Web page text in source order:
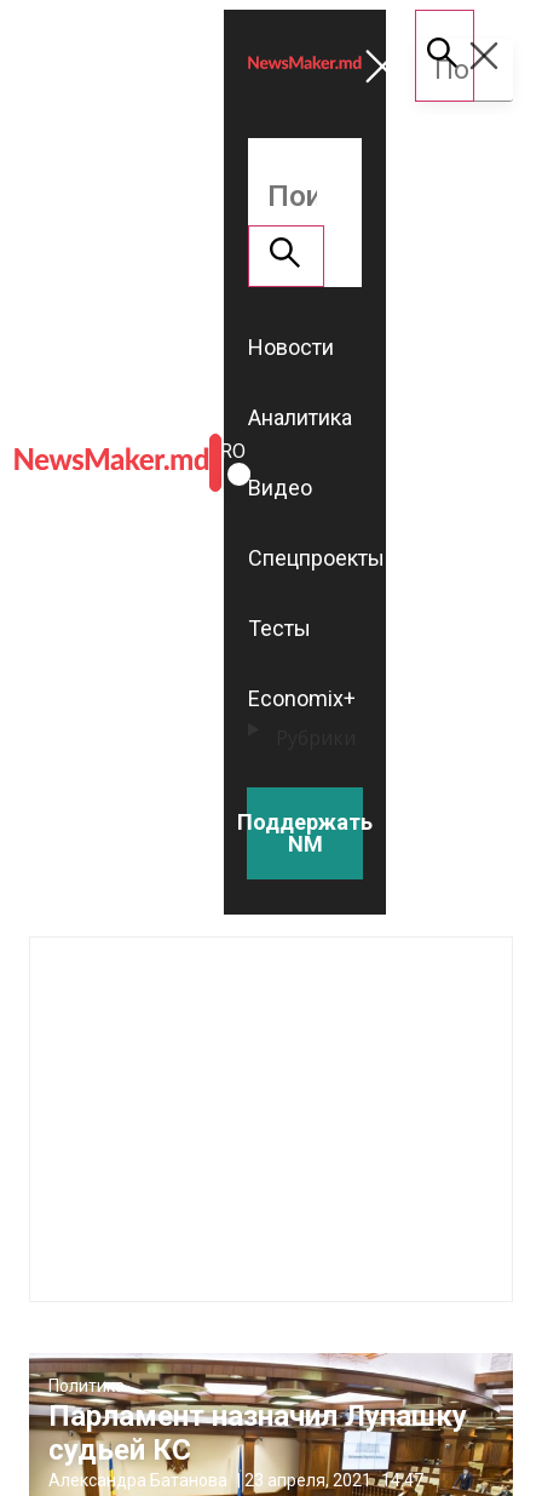
ROMÂNĂ
RU
Новости
Аналитика
Видео
Спецпроекты
Тесты
Economix+
Поддержать
NM
Политика
Парламент назначил Лупашку
судьей КС
Александра Батанова 23 апреля, 2021 14:47